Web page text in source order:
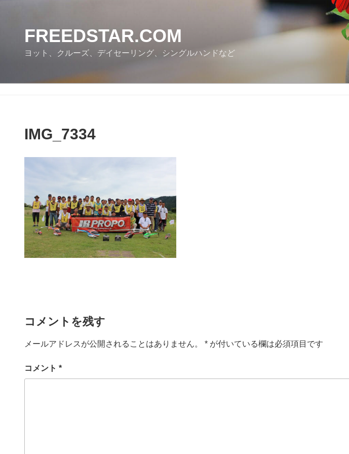
FREEDSTAR.COM
ヨット、クルーズ、デイセーリング、シングルハンドなど
IMG_7334
コメントを残す
メールアドレスが公開されることはありません。 * が付いている欄は必須項目です
コメント *